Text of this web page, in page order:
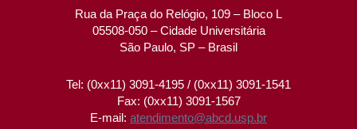
Rua da Praça do Relógio, 109 – Bloco L
05508-050 – Cidade Universitária
São Paulo, SP – Brasil
Tel: (0xx11) 3091-4195 / (0xx11) 3091-1541
Fax: (0xx11) 3091-1567
E-mail: atendimento@abcd.usp.br